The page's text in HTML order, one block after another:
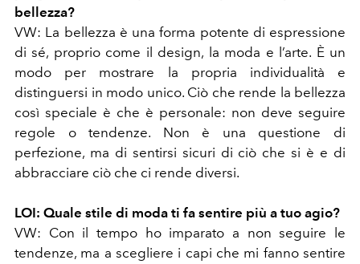
bellezza?
VW: La bellezza è una forma potente di espressione
di sé, proprio come il design, la moda e l’arte. È un
modo per mostrare la propria individualità e
distinguersi in modo unico. Ciò che rende la bellezza
così speciale è che è personale: non deve seguire
regole o tendenze. Non è una questione di
perfezione, ma di sentirsi sicuri di ciò che si è e di
abbracciare ciò che ci rende diversi.
LOI: Quale stile di moda ti fa sentire più a tuo agio?
VW: Con il tempo ho imparato a non seguire le
tendenze, ma a scegliere i capi che mi fanno sentire